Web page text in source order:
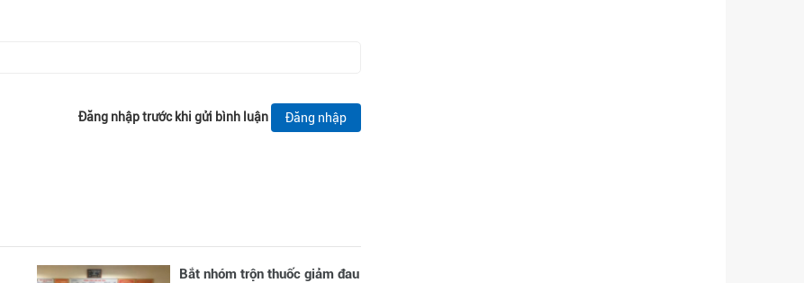
Đăng nhập trước khi gửi bình luận Đăng nhập
Bắt nhóm trộn thuốc giảm đau